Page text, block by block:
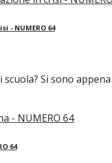
- NUMERO 64
Si sono
64